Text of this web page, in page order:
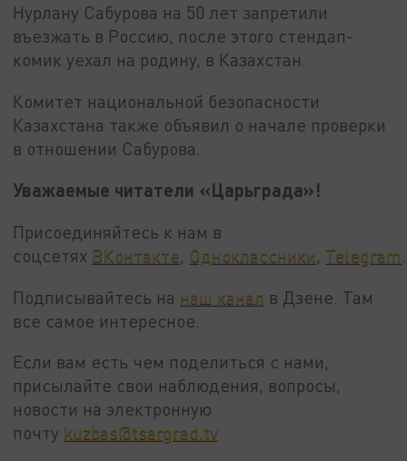
Нурлану Сабурова на 50 лет запретили
въезжать в Россию, после этого стендап-
комик уехал на родину, в Казахстан.
Комитет национальной безопасности
Казахстана также объявил о начале проверки
в отношении Сабурова.
Уважаемые читатели «Царьграда»!
Присоединяйтесь к нам в
соцсетях ВКонтакте, Одноклассники, Telegram
Подписывайтесь на наш канал в Дзене. Там
все самое интересное.
Если вам есть чем поделиться с нами,
присылайте свои наблюдения, вопросы,
новости на электронную
почту kuzbas@tsargrad.tv